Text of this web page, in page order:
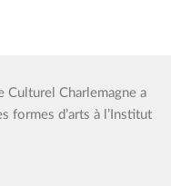
Culturel Charlemagne a
formes d’arts à l’Institut